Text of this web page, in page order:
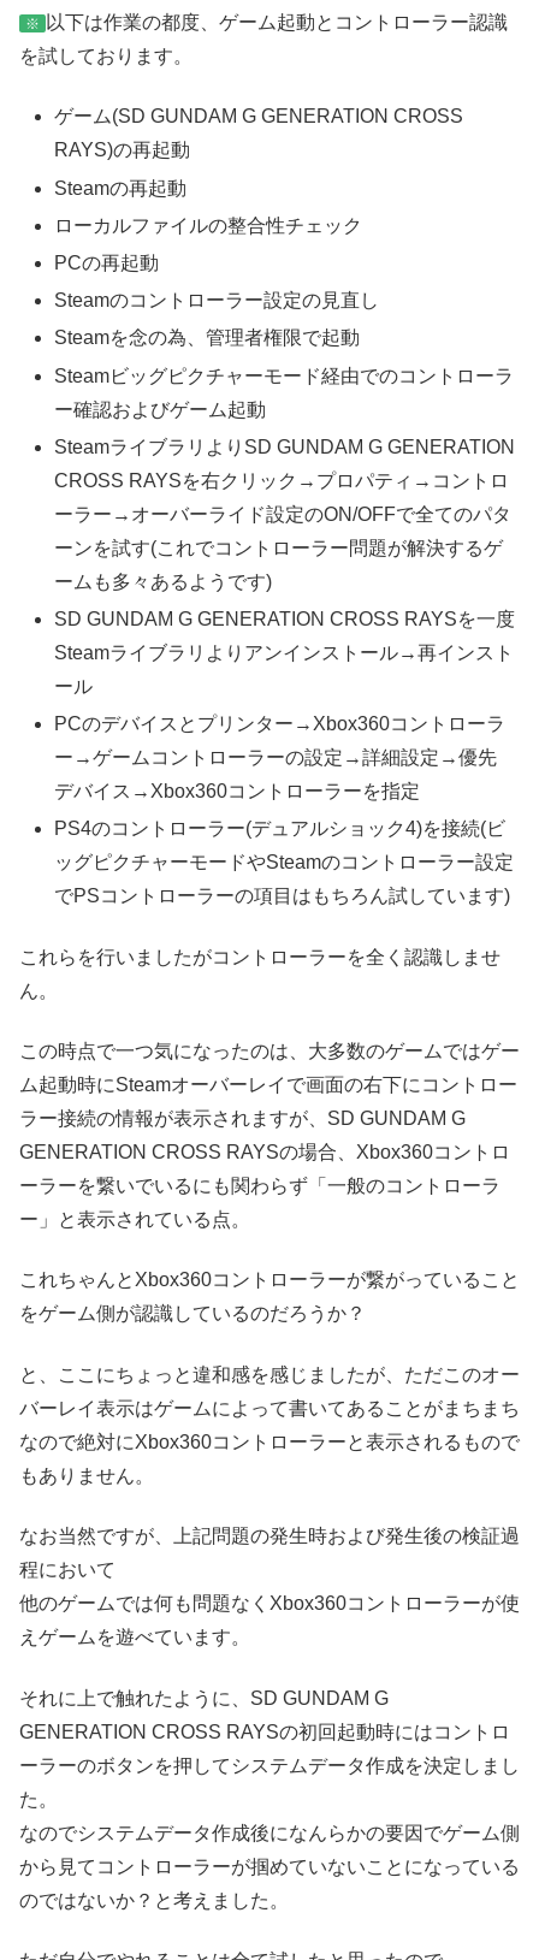
※
以下は作業の都度、ゲーム起動とコントローラー認識
を試しております。
ゲーム(SD GUNDAM G GENERATION CROSS
RAYS)の再起動
Steamの再起動
ローカルファイルの整合性チェック
PCの再起動
Steamのコントローラー設定の見直し
Steamを念の為、管理者権限で起動
Steamビッグピクチャーモード経由でのコントローラ
ー確認およびゲーム起動
SteamライブラリよりSD GUNDAM G GENERATION
CROSS RAYSを右クリック→プロパティ→コントロ
ーラー→オーバーライド設定のON/OFFで全てのパタ
ーンを試す(これでコントローラー問題が解決するゲ
ームも多々あるようです)
SD GUNDAM G GENERATION CROSS RAYSを一度
Steamライブラリよりアンインストール→再インスト
ール
PCのデバイスとプリンター→Xbox360コントローラ
ー→ゲームコントローラーの設定→詳細設定→優先
デバイス→Xbox360コントローラーを指定
PS4のコントローラー(デュアルショック4)を接続(ビ
ッグピクチャーモードやSteamのコントローラー設定
でPSコントローラーの項目はもちろん試しています)
これらを行いましたがコントローラーを全く認識しませ
ん。
この時点で一つ気になったのは、大多数のゲームではゲー
ム起動時にSteamオーバーレイで画面の右下にコントロー
ラー接続の情報が表示されますが、SD GUNDAM G
GENERATION CROSS RAYSの場合、Xbox360コントロ
ーラーを繋いでいるにも関わらず「一般のコントローラ
ー」と表示されている点。
これちゃんとXbox360コントローラーが繋がっていること
をゲーム側が認識しているのだろうか？
と、ここにちょっと違和感を感じましたが、ただこのオー
バーレイ表示はゲームによって書いてあることがまちまち
なので絶対にXbox360コントローラーと表示されるもので
もありません。
なお当然ですが、上記問題の発生時および発生後の検証過
程において
他のゲームでは何も問題なくXbox360コントローラーが使
えゲームを遊べています。
それに上で触れたように、SD GUNDAM G
GENERATION CROSS RAYSの初回起動時にはコントロ
ーラーのボタンを押してシステムデータ作成を決定しまし
た。
なのでシステムデータ作成後になんらかの要因でゲーム側
から見てコントローラーが掴めていないことになっている
のではないか？と考えました。